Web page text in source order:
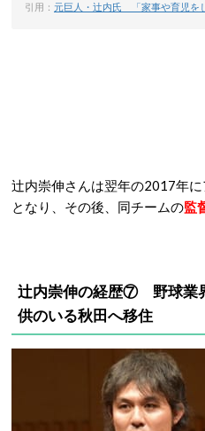
引用： 元巨人・辻内氏 「家事や育児を
辻内崇伸さんは翌年の2017年
となり、その後、同チームの監
辻内崇伸の経歴⑦ 野球業
供のいる秋田へ移住